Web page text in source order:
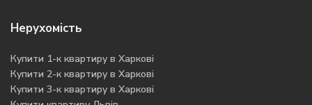
Нерухомість
Купити 1-к квартиру в Харкові
Купити 2-к квартиру в Харкові
Купити 3-к квартиру в Харкові